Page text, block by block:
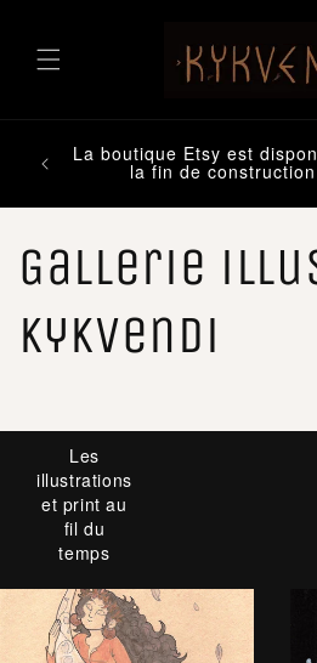
au
contenu
La boutique Etsy est
la fin de
Gallerie
Kykvendi
Les
illustrations
et print au
fil du
temps